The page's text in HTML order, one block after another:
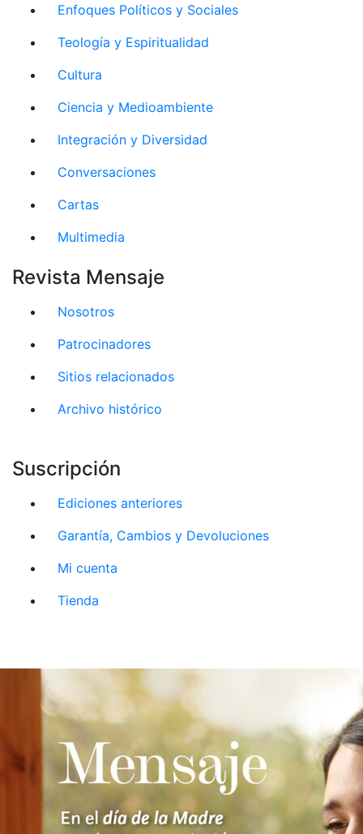
Enfoques Políticos y Sociales
Teología y Espiritualidad
Cultura
Ciencia y Medioambiente
Integración y Diversidad
Conversaciones
Cartas
Multimedia
Revista Mensaje
Nosotros
Patrocinadores
Sitios relacionados
Archivo histórico
Suscripción
Ediciones anteriores
Garantía, Cambios y Devoluciones
Mi cuenta
Tienda